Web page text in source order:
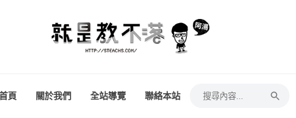
頁 關於我們 全站導覽 聯絡本站